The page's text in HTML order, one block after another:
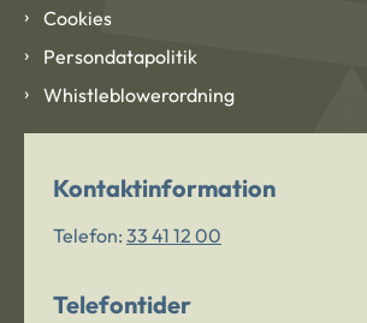
Cookies
Persondatapolitik
Whistleblowerordning
Kontaktinformation
Telefon: 33 41 12 00
Telefontider